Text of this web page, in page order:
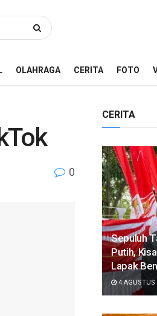
OLAHRAGA CERITA FOTO
0
CERITA
Sepuluh
Putih,
Lapak
4 AGUSTUS